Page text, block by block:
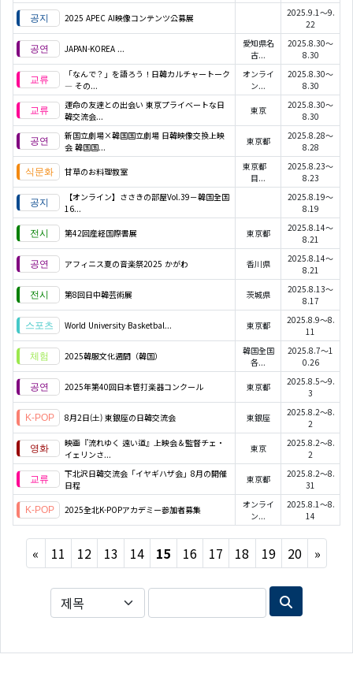
2025 APEC AI映像コンテンツ公募展
2025.9.1～9.
22
JAPAN-KOREA ...
愛知県名
古...
2025.8.30～
8.30
「なんで？」を語ろう！日韓カルチャートーク
― その...
オンライ
ン...
2025.8.30～
8.30
運命の友達との出会い 東京プライベートな日
韓交流会...
東京
2025.8.30～
8.30
新国立劇場×韓国国立劇場 日韓映像交換上映
会 韓国国...
東京都
2025.8.28～
8.28
甘草のお料理教室
東京都
目...
2025.8.23～
8.23
【オンライン】ささきの部屋Vol.39－韓国全国
16...
2025.8.19～
8.19
第42回産経国際書展 東京都
2025.8.14～
8.21
アフィニス夏の音楽祭2025 かがわ 香川県
2025.8.14～
8.21
第8回日中韓芸術展 茨城県
2025.8.13～
8.17
World University Basketbal... 東京都
2025.8.9～8.
11
2025韓服文化週間（韓国）
韓国全国
各...
2025.8.7～1
0.26
2025年第40回日本管打楽器コンクール 東京都
2025.8.5～9.
3
8月2日(土) 東銀座の日韓交流会 東銀座
2025.8.2～8.
2
映画『流れゆく 遠い道』上映会＆監督チェ・
イェリンさ...
東京
2025.8.2～8.
2
下北沢日韓交流会「イヤギハザ会」8月の開催
日程
東京都
2025.8.2～8.
31
2025全北K-POPアカデミー参加者募集
オンライ
ン...
2025.8.1～8.
14
« Previous
11 12 13 14 15 16 17 18 19 20 »Next